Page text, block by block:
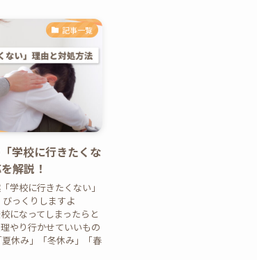
記事一覧
学校に行きたくな
解説！
学校に行きたくない」
っくりしますよ
になってしまったらと
やり行かせていいもの
休み」「冬休み」「春